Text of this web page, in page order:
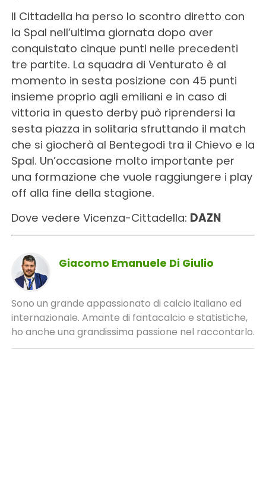
Il Cittadella ha perso lo scontro diretto con
la Spal nell’ultima giornata dopo aver
conquistato cinque punti nelle precedenti
tre partite. La squadra di Venturato è al
momento in sesta posizione con 45 punti
insieme proprio agli emiliani e in caso di
vittoria in questo derby può riprendersi la
sesta piazza in solitaria sfruttando il match
che si giocherà al Bentegodi tra il Chievo e la
Spal. Un’occasione molto importante per
una formazione che vuole raggiungere i play
off alla fine della stagione.
Dove vedere Vicenza-Cittadella: DAZN
Giacomo Emanuele Di Giulio
Sono un grande appassionato di calcio italiano ed
internazionale. Amante di fantacalcio e statistiche,
ho anche una grandissima passione nel raccontarlo.